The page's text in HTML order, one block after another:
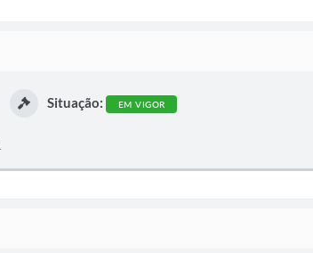
Situação: EM VIGOR